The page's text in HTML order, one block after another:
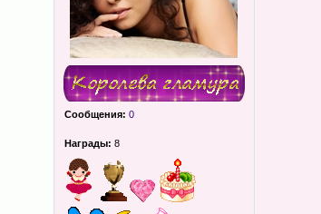
Сообщения: 0
Награды: 8